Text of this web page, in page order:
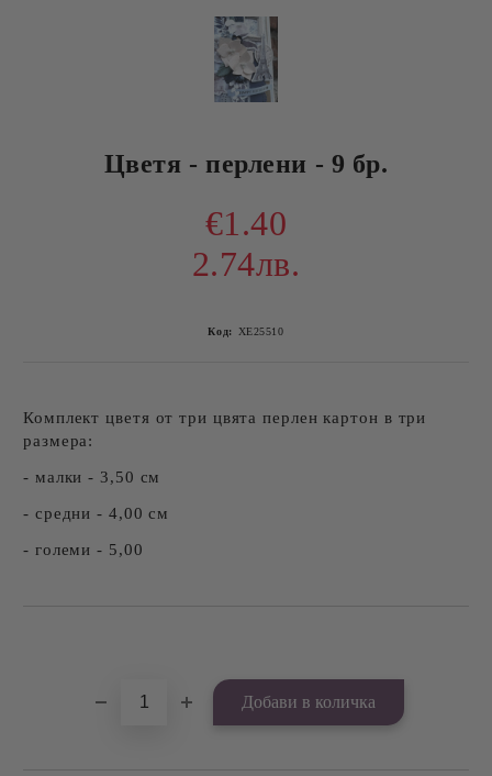
Цветя - перлени - 9 бр.
€1.40
2.74лв.
Код: ХЕ25510
Комплект цветя от три цвята перлен картон в три
размера:
- малки - 3,50 см
- средни - 4,00 см
- големи - 5,00